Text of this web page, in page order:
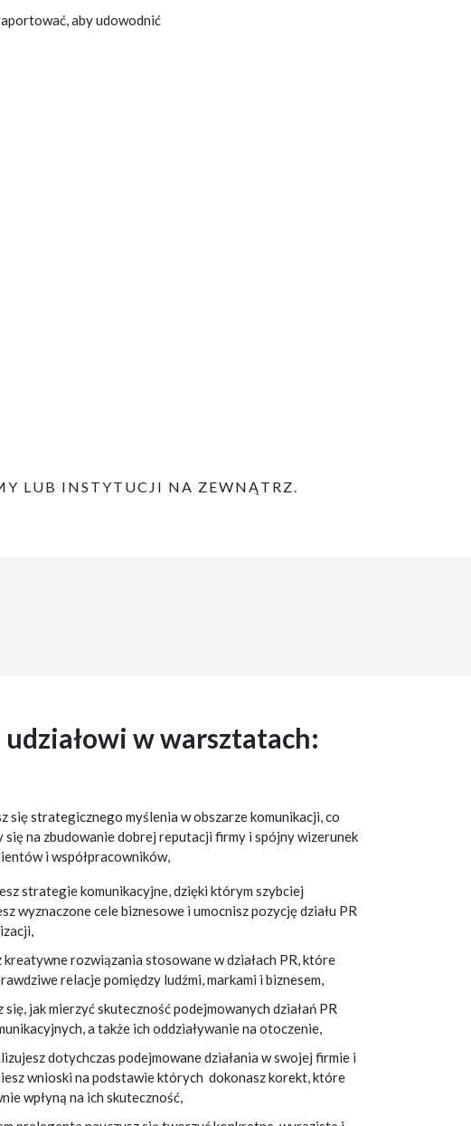
aby udowodnić
LUB INSTYTUCJI NA ZEWNĄTRZ.
w warsztatach:
się strategicznego myślenia w obszarze komunikacji, co
się na zbudowanie dobrej reputacji firmy i spójny wizerunek
i współpracowników,
strategie komunikacyjne, dzięki którym szybciej
wyznaczone cele biznesowe i umocnisz pozycję działu PR
kreatywne rozwiązania stosowane w działach PR, które
relacje pomiędzy ludźmi, markami i biznesem,
się, jak mierzyć skuteczność podejmowanych działań PR
a także ich oddziaływanie na otoczenie,
dotychczas podejmowane działania w swojej firmie i
wnioski na podstawie których dokonasz korekt, które
wpłyną na ich skuteczność,